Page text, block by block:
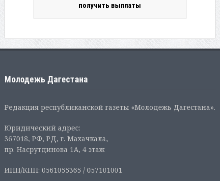
получить выплаты
Молодежь Дагестана
Редакция республиканской газеты «Молодежь Дагестана».
Юридический адрес:
367018, РФ, РД, г. Махачкала,
пр. Насрутдинова 1А, 4 этаж
ИНН/КПП: 0561055365 / 057101001